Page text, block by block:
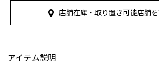
店舗在庫・取り置き可能店舗
アイテム説明